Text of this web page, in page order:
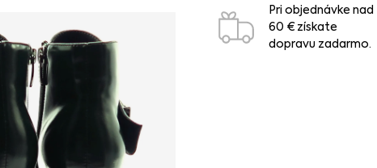
Pri objednávke nad
60 € získate
dopravu zadarmo.